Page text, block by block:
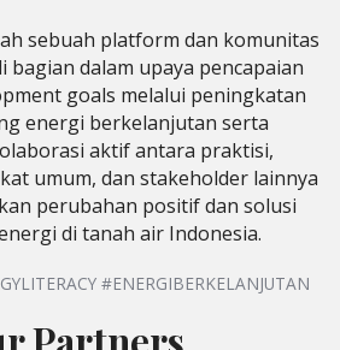
sebuah platform dan komunitas
bagian dalam upaya pencapaian
goals melalui peningkatan
energi berkelanjutan serta
aktif antara praktisi,
umum, dan stakeholder lainnya
perubahan positif dan solusi
di tanah air Indonesia.
#ENERGIBERKELANJUTAN